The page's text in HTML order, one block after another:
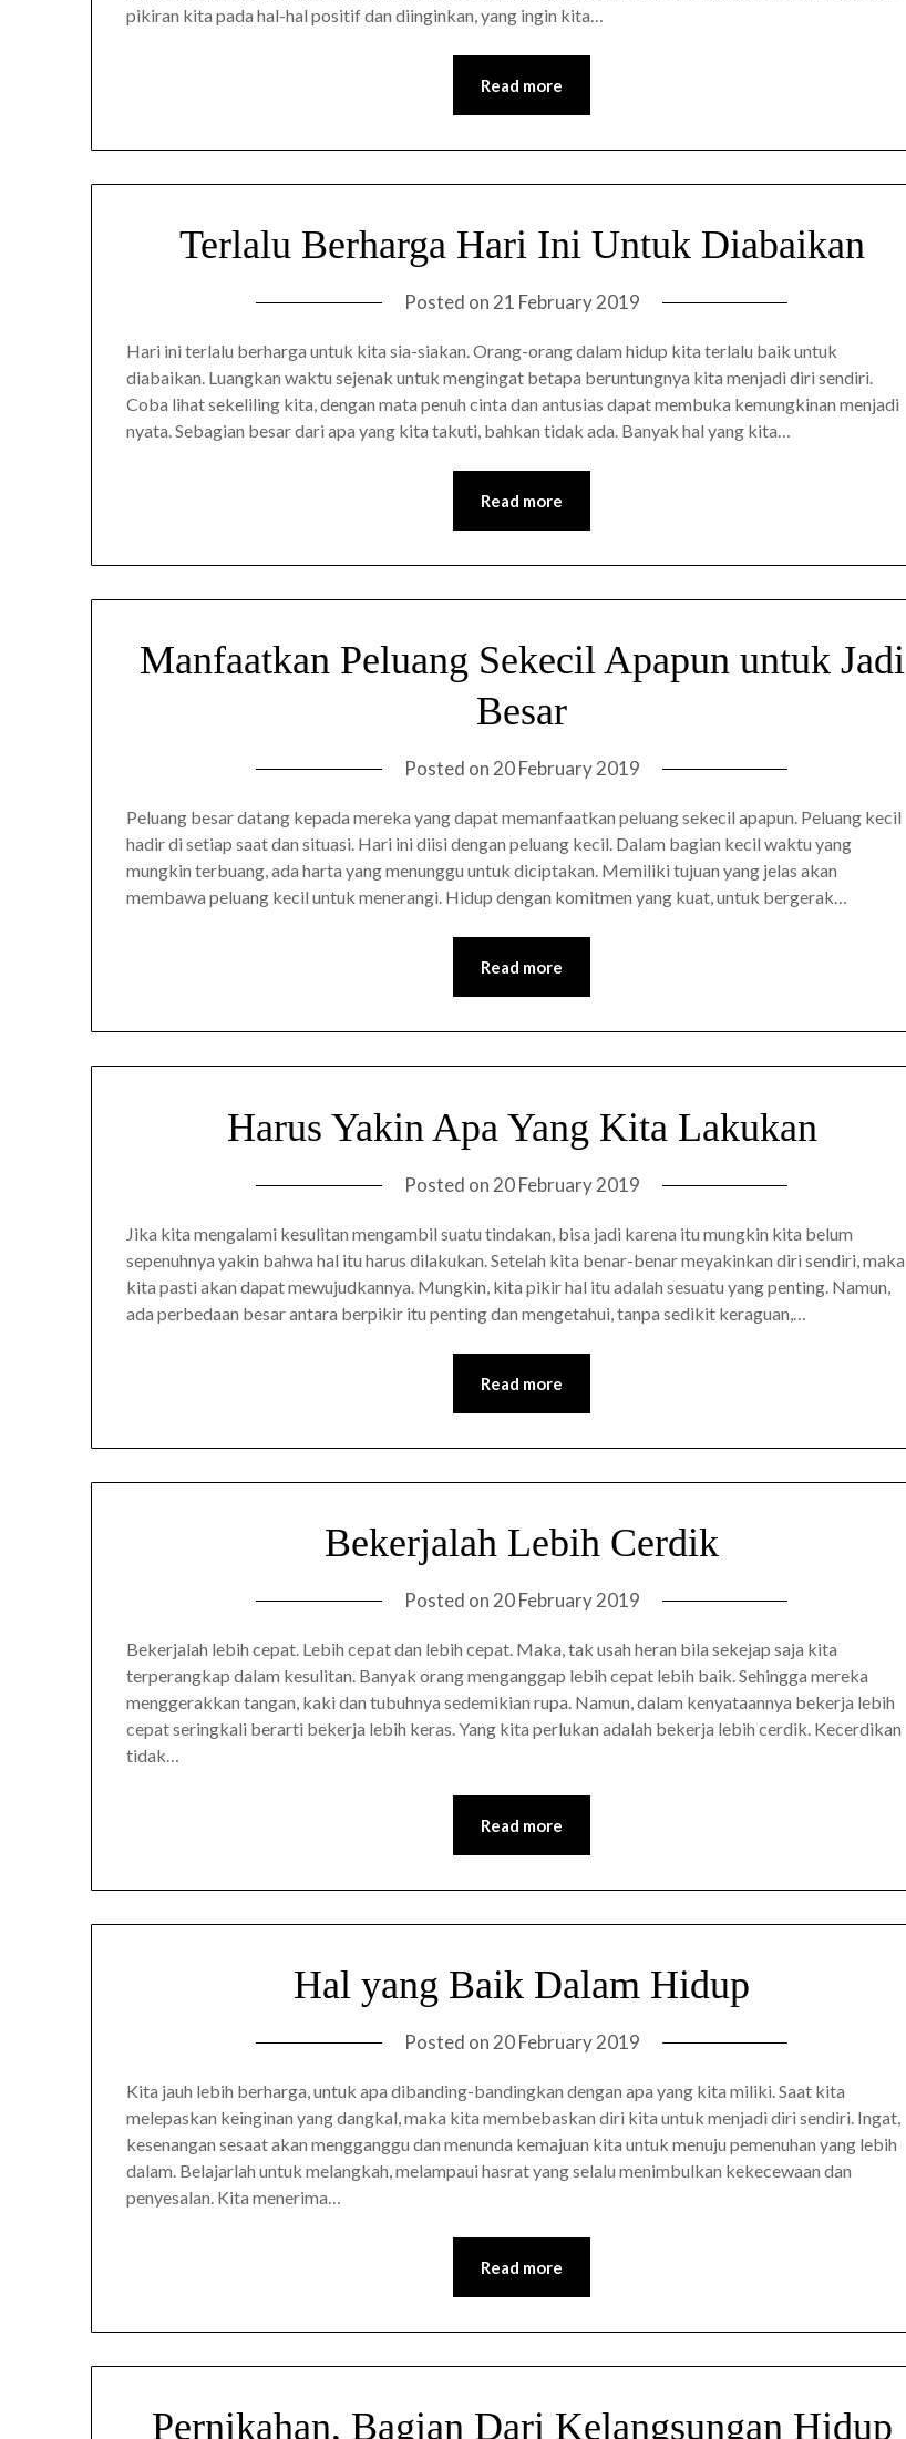
pikiran kita pada hal-hal positif dan diinginkan, yang ingin kita…
Read more
Terlalu Berharga Hari Ini Untuk Diabaikan
Posted on 21 February 2019
Hari ini terlalu berharga untuk kita sia-siakan. Orang-orang dalam hidup kita terlalu baik untuk
diabaikan. Luangkan waktu sejenak untuk mengingat betapa beruntungnya kita menjadi diri sendiri.
Coba lihat sekeliling kita, dengan mata penuh cinta dan antusias dapat membuka kemungkinan menjadi
nyata. Sebagian besar dari apa yang kita takuti, bahkan tidak ada. Banyak hal yang kita…
Read more
Manfaatkan Peluang Sekecil Apapun untuk Jadi
Besar
Posted on20 February 2019
Peluang besar datang kepada mereka yang dapat memanfaatkan peluang sekecil apapun. Peluang kecil
hadir di setiap saat dan situasi. Hari ini diisi dengan peluang kecil. Dalam bagian kecil waktu yang
mungkin terbuang, ada harta yang menunggu untuk diciptakan. Memiliki tujuan yang jelas akan
membawa peluang kecil untuk menerangi. Hidup dengan komitmen yang kuat, untuk bergerak…
Read more
Harus Yakin Apa Yang Kita Lakukan
Posted on 20 February 2019
Jika kita mengalami kesulitan mengambil suatu tindakan, bisa jadi karena itu mungkin kita belum
sepenuhnya yakin bahwa hal itu harus dilakukan. Setelah kita benar-benar meyakinkan diri sendiri, maka
kita pasti akan dapat mewujudkannya. Mungkin, kita pikir hal itu adalah sesuatu yang penting. Namun,
ada perbedaan besar antara berpikir itu penting dan mengetahui, tanpa sedikit keraguan,…
Read more
Bekerjalah Lebih Cerdik
Posted on 20 February 2019
Bekerjalah lebih cepat. Lebih cepat dan lebih cepat. Maka, tak usah heran bila sekejap saja kita
terperangkap dalam kesulitan. Banyak orang menganggap lebih cepat lebih baik. Sehingga mereka
menggerakkan tangan, kaki dan tubuhnya sedemikian rupa. Namun, dalam kenyataannya bekerja lebih
cepat seringkali berarti bekerja lebih keras. Yang kita perlukan adalah bekerja lebih cerdik. Kecerdikan
tidak…
Read more
Hal yang Baik Dalam Hidup
Posted on 20 February 2019
Kita jauh lebih berharga, untuk apa dibanding-bandingkan dengan apa yang kita miliki. Saat kita
melepaskan keinginan yang dangkal, maka kita membebaskan diri kita untuk menjadi diri sendiri. Ingat,
kesenangan sesaat akan mengganggu dan menunda kemajuan kita untuk menuju pemenuhan yang lebih
dalam. Belajarlah untuk melangkah, melampaui hasrat yang selalu menimbulkan kekecewaan dan
penyesalan. Kita menerima…
Read more
Pernikahan, Bagian Dari Kelangsungan Hidup